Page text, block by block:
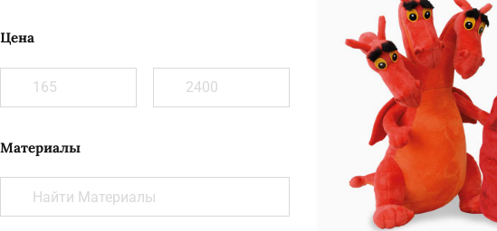
Цена
Материалы